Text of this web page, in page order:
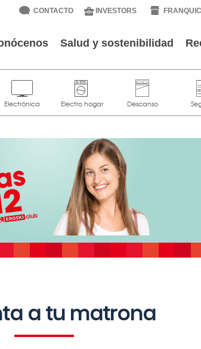
CONTACTO INVESTORS
Salud y sostenibilidad
a tu matrona